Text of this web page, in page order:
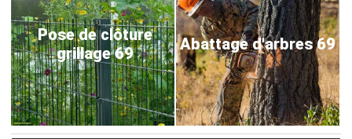
Pose de clôture
grillage 69
Abattage d'arbres 69